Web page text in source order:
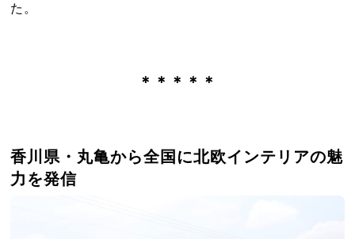
た。
＊＊＊＊＊
香川県・丸亀から全国に北欧インテリアの魅
力を発信